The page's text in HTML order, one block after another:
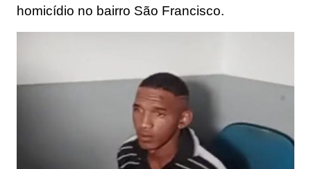
homicídio no bairro São Francisco.